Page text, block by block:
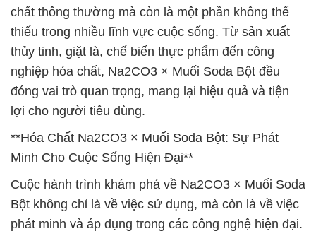
chất thông thường mà còn là một phần không thể
thiếu trong nhiều lĩnh vực cuộc sống. Từ sản xuất
thủy tinh, giặt là, chế biến thực phẩm đến công
nghiệp hóa chất, Na2CO3 × Muối Soda Bột đều
đóng vai trò quan trọng, mang lại hiệu quả và tiện
lợi cho người tiêu dùng.
**Hóa Chất Na2CO3 × Muối Soda Bột: Sự Phát
Minh Cho Cuộc Sống Hiện Đại**
Cuộc hành trình khám phá về Na2CO3 × Muối Soda
Bột không chỉ là về việc sử dụng, mà còn là về việc
phát minh và áp dụng trong các công nghệ hiện đại.